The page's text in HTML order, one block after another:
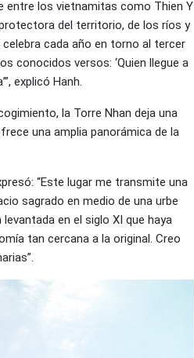
entre los vietnamitas como Thien Y
del territorio, de los ríos y
cada año en torno al tercer
conocidos versos: ‘Quien llegue a
explicó Hanh.
la Torre Nhan deja una
una amplia panorámica de la
“Este lugar me transmite una
sagrado en medio de una urbe
en el siglo XI que haya
tan cercana a la original. Creo